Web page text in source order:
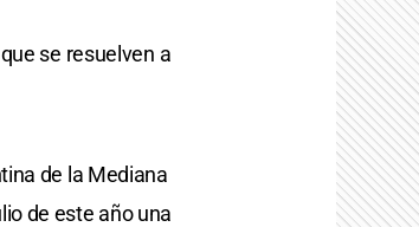
se resuelven a
de la Mediana
de este año una